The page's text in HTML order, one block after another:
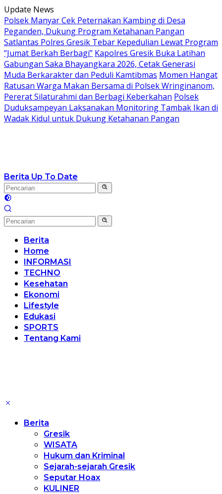
Langsung
ke
konten
Update News
Polsek Manyar Cek Peternakan Kambing di Desa
Peganden, Dukung Program Ketahanan Pangan
Satlantas Polres Gresik Tebar Kepedulian Lewat Program
“Jumat Berkah Berbagi” Kapolres Gresik Buka Latihan
Gabungan Saka Bhayangkara 2026, Cetak Generasi
Muda Berkarakter dan Peduli Kamtibmas Momen Hangat
Ratusan Warga Makan Bersama di Polsek Wringinanom,
Pererat Silaturahmi dan Berbagi Keberkahan Polsek
Duduksampeyan Laksanakan Monitoring Tambak Ikan di
Wadak Kidul untuk Dukung Ketahanan Pangan
Berita Up To Date
Berita
Home
INFORMASI
TECHNO
Kesehatan
Ekonomi
Lifestyle
Edukasi
SPORTS
Tentang Kami
Berita
Gresik
WISATA
Hukum dan Kriminal
Sejarah-sejarah Gresik
Seputar Hoax
KULINER